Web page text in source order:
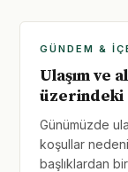
GÜNDEM &
Ulaşım ve
Günümüzde
koşullar
başlıklardan